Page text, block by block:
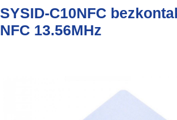
SYSID-C10NFC
NFC 13.56MHz